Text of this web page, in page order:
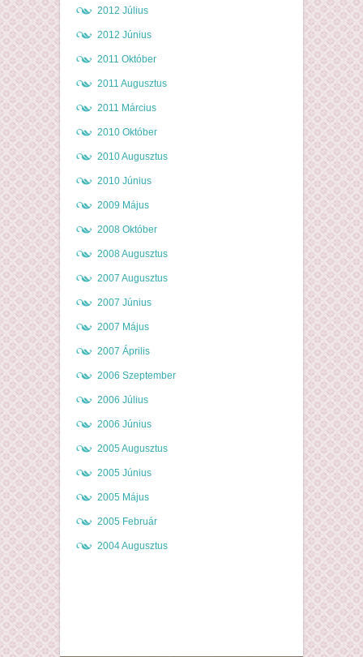
2012 Július
2012 Június
2011 Október
2011 Augusztus
2011 Március
2010 Október
2010 Augusztus
2010 Június
2009 Május
2008 Október
2008 Augusztus
2007 Augusztus
2007 Június
2007 Május
2007 Április
2006 Szeptember
2006 Július
2006 Június
2005 Augusztus
2005 Június
2005 Május
2005 Február
2004 Augusztus